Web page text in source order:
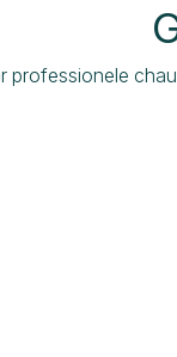
professionele